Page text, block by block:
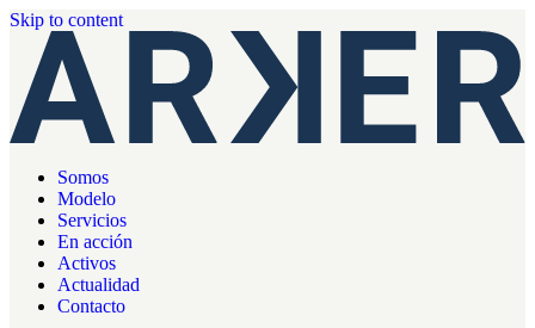
Skip to content
Somos
Modelo
Servicios
En acción
Activos
Actualidad
Contacto